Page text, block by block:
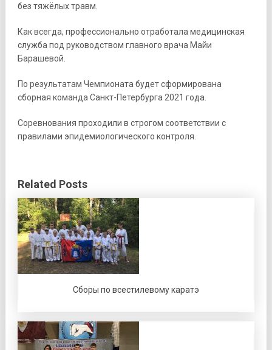
без тяжёлых травм.
Как всегда, профессионально отработала медицинская
служба под руководством главного врача Майи
Барашевой.
По результатам Чемпионата будет сформирована
сборная команда Санкт-Петербурга 2021 года.
Соревнования проходили в строгом соответствии с
правилами эпидемиологического контроля.
Related Posts
Сборы по всестилевому каратэ